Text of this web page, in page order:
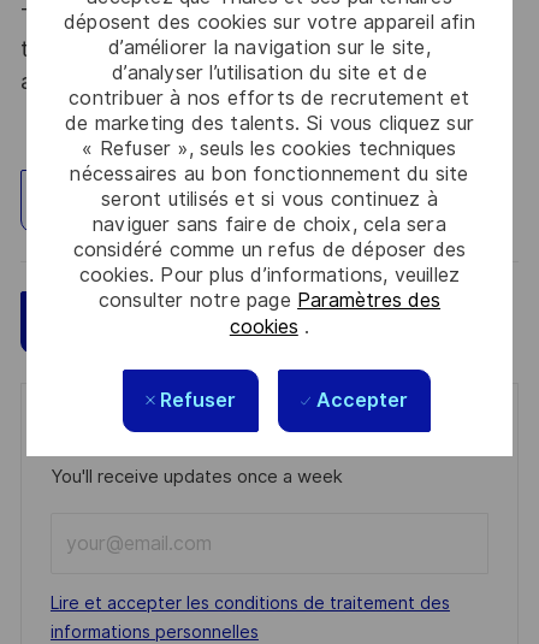
déposent des cookies sur votre appareil afin
d’améliorer la navigation sur le site,
d’analyser l’utilisation du site et de
contribuer à nos efforts de recrutement et
de marketing des talents. Si vous cliquez sur
« Refuser », seuls les cookies techniques
nécessaires au bon fonctionnement du site
seront utilisés et si vous continuez à
naviguer sans faire de choix, cela sera
considéré comme un refus de déposer des
cookies. Pour plus d’informations, veuillez
consulter notre page Paramètres des
cookies .
Refuser Accepter
Thales, entreprise Handi-Engagée, reconnait
tous les talents. La diversité est notre meilleur
atout. Postulez et rejoignez nous !
Explorez un site
Postulez maintenant
Get notified for similar jobs
You'll receive updates once a week
Email
address
(Required)
Required
Lire et accepter les conditions de traitement des
informations personnelles